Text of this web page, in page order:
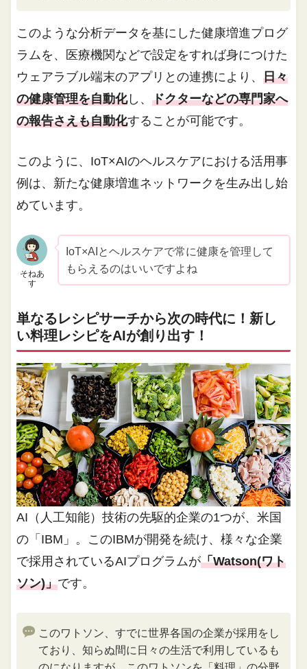
このような分析データを基にした健康増進プログ
ラムを、医療機関などで設定をすれば身につけた
ウェアラブル端末のアプリとの連携により、日々
の健康管理を自動化し、ドクターなどの専門家へ
の報告さえも自動化することが可能です。
このように、IoT×AIのヘルスケアにおける活用事
例は、新たな健康増進ネットワークを生み出し始
めています。
そねあ
す
IoT×AIとヘルスケアで常に健康を管理して
もらえるのはいいですよね
単なるレシピサーチから次の時代に！新し
い料理レシピをAIが創り出す！
AI（人工知能）技術の先駆的企業の1つが、米国
の「IBM」。このIBMが開発を続け、様々な企業
で採用されているAIプログラムが「Watson(ワト
ソン)」です。
このワトソン、すでに世界各国の企業が採用をし
ており、知らぬ間に日々の生活で利用しているも